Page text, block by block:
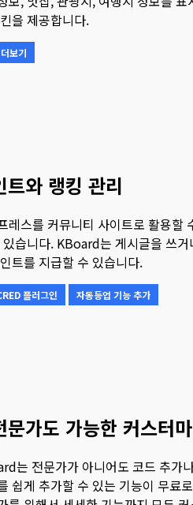
을 제공합니다.
보기
트와 랭킹 관리
레스를 커뮤니티 사이트로 활용할
있습니다. KBoard는 게시글을 쓰
트를 지급할 수 있습니다.
플러그인 자동등업 기능 추가
문가도 가능한 커스터
는 전문가가 아니어도 코드 추가
쉽게 추가할 수 있는 기능이 무료